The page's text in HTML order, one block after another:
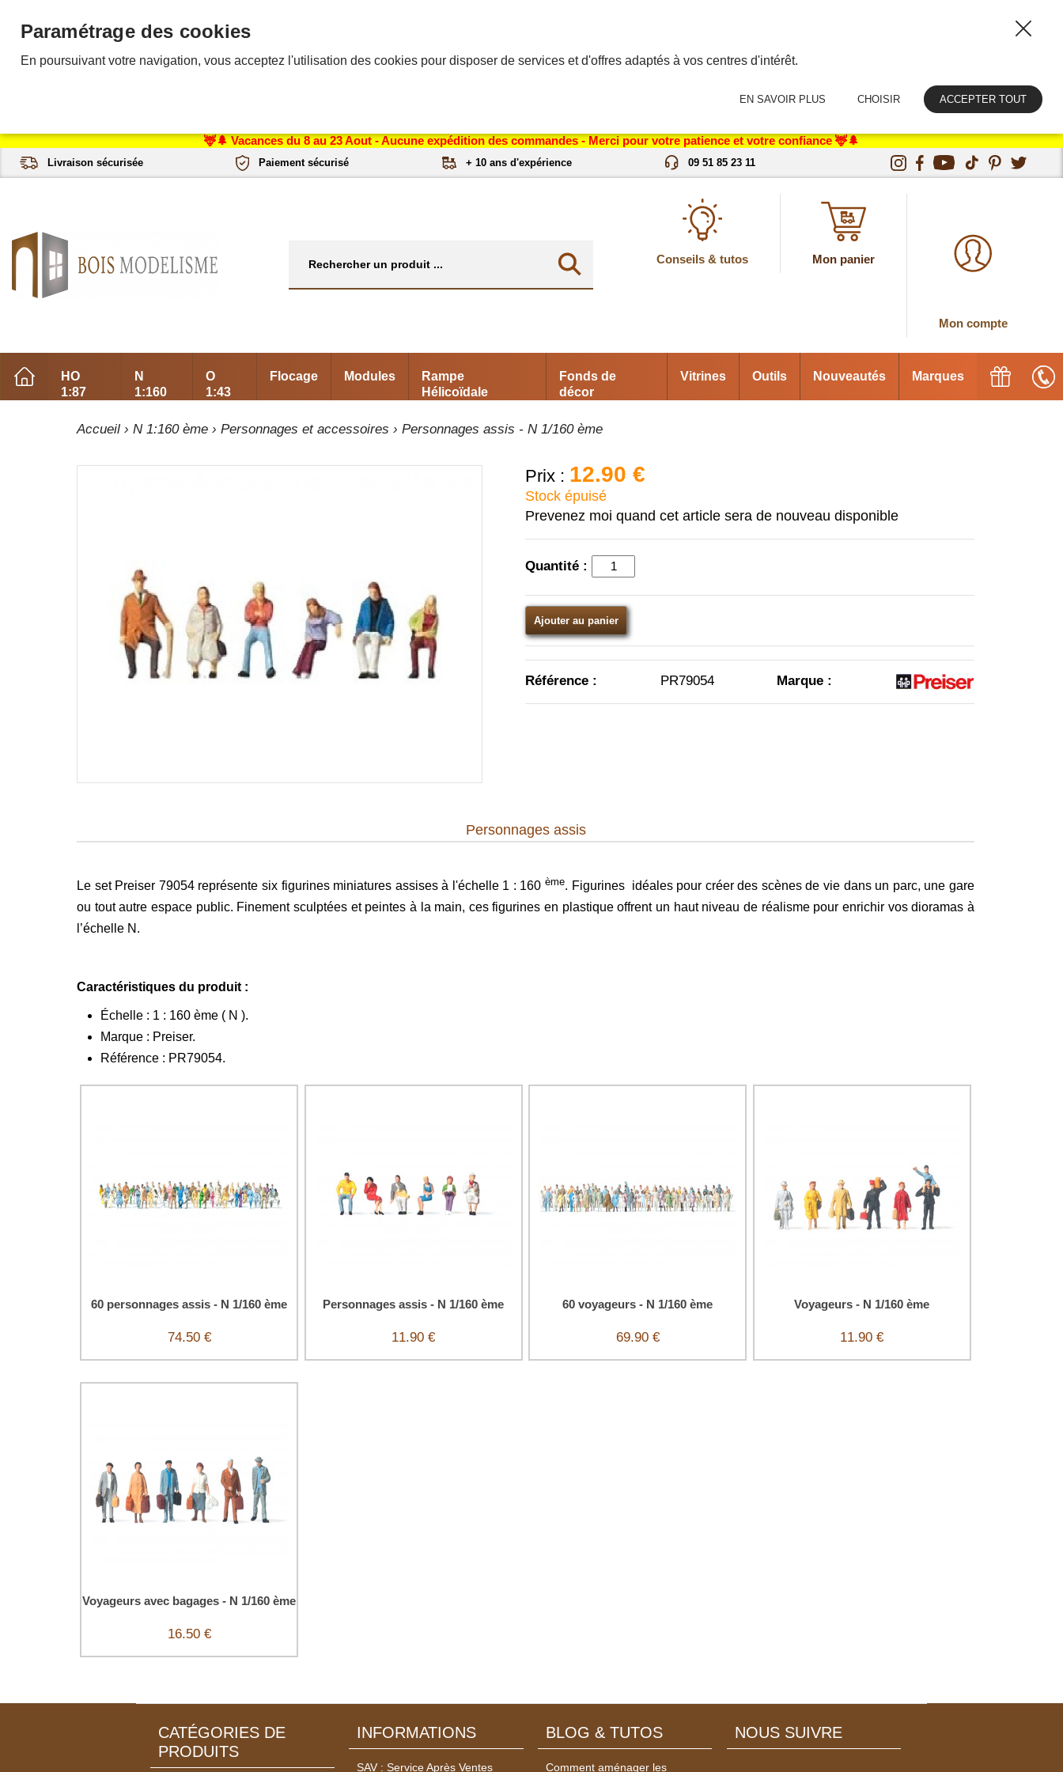
🦌🌲 Vacances du 8 au 23 Aout - Aucune expédition des commandes - Merci pour votre patience et votre confiance 🦌🌲
Livraison sécurisée Paiement sécurisé + 10 ans d'expérience 09 51 85 23 11
Conseils & tutos Mon panier
Mon compte
HO
1:87
N
1:160
O
1:43
Flocage Modules
Rampe
Hélicoïdale
Fonds de
décor
Vitrines Outils Nouveautés Marques
Accueil ›N 1:160 ème ›Personnages et accessoires › Personnages assis - N 1/160 ème
Prix : 12.90 €
Stock épuisé
Prevenez moi quand cet article sera de nouveau disponible
Quantité :
Ajouter au panier
Référence : PR79054 Marque :
Personnages assis
Le set Preiser 79054 représente six figurines miniatures assises à l'échelle 1 : 160 ème. Figurines idéales pour créer des scènes de vie dans un parc, une gare
ou tout autre espace public. Finement sculptées et peintes à la main, ces figurines en plastique offrent un haut niveau de réalisme pour enrichir vos dioramas à
l’échelle N.
Caractéristiques du produit :
Échelle : 1 : 160 ème ( N ).
Marque : Preiser.
Référence : PR79054.
60 personnages assis - N 1/160 ème
74.50 €
Personnages assis - N 1/160 ème
11.90 €
60 voyageurs - N 1/160 ème
69.90 €
Voyageurs - N 1/160 ème
11.90 €
Voyageurs avec bagages - N 1/160 ème
16.50 €
CATÉGORIES DE
PRODUITS
INFORMATIONS
SAV : Service Après Ventes
BLOG & TUTOS
Comment aménager les
NOUS SUIVRE
Paramétrage des cookies
En poursuivant votre navigation, vous acceptez l'utilisation des cookies pour disposer de services et d'offres adaptés à vos centres d'intérêt.
EN SAVOIR PLUS CHOISIR ACCEPTER TOUT